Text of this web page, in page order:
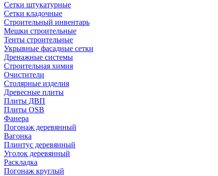
Сетки штукатурные
Сетки кладочные
Строительный инвентарь
Мешки строительные
Тенты строительные
Укрывные фасадные сетки
Дренажные системы
Строительная химия
Очистители
Столярные изделия
Древесные плиты
Плиты ДВП
Плиты OSB
Фанера
Погонаж деревянный
Вагонка
Плинтус деревянный
Уголок деревянный
Раскладка
Погонаж круглый